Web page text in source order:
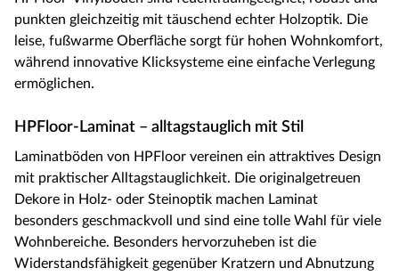
punkten gleichzeitig mit täuschend echter Holzoptik. Die
leise, fußwarme Oberfläche sorgt für hohen Wohnkomfort,
während innovative Klicksysteme eine einfache Verlegung
ermöglichen.
HPFloor-Laminat – alltagstauglich mit Stil
Laminatböden von HPFloor vereinen ein attraktives Design
mit praktischer Alltagstauglichkeit. Die originalgetreuen
Dekore in Holz- oder Steinoptik machen Laminat
besonders geschmackvoll und sind eine tolle Wahl für viele
Wohnbereiche. Besonders hervorzuheben ist die
Widerstandsfähigkeit gegenüber Kratzern und Abnutzung